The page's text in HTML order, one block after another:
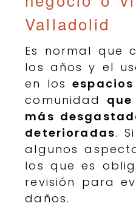
Valladolid
Es normal que
los años y el
en los
comunidad
más
deterioradas.
algunos
los que es
revisión para
daños.